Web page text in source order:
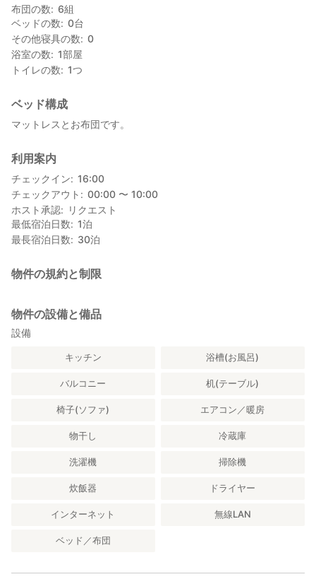
布団の数
6組
ベッドの数
0台
その他寝具の数
0
浴室の数
1部屋
トイレの数
1つ
ベッド構成
マットレスとお布団です。
利用案内
チェックイン
16:00
チェックアウト
00:00 〜 10:00
ホスト承認
リクエスト
最低宿泊日数
1泊
最長宿泊日数
30泊
物件の規約と制限
物件の設備と備品
設備
キッチン 浴槽(お風呂)
バルコニー 机(テーブル)
椅子(ソファ) エアコン／暖房
物干し 冷蔵庫
洗濯機 掃除機
炊飯器 ドライヤー
インターネット 無線LAN
ベッド／布団